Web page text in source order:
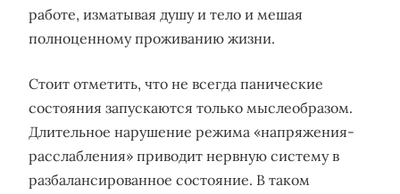
работе, изматывая душу и тело и мешая
полноценному проживанию жизни.
Стоит отметить, что не всегда панические
состояния запускаются только мыслеобразом.
Длительное нарушение режима «напряжения-
расслабления» приводит нервную систему в
разбалансированное состояние. В таком